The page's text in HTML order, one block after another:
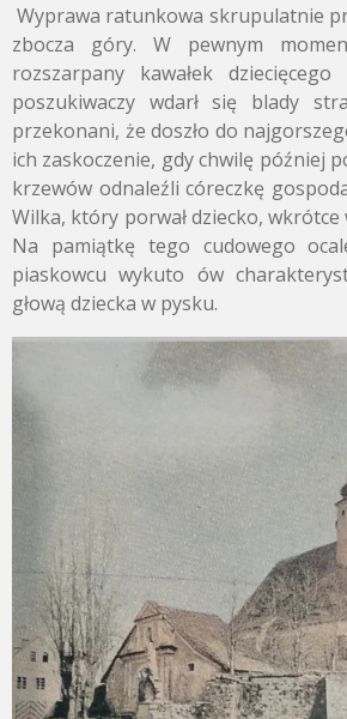
Wyprawa ratunkowa skrupulatnie
zbocza góry. W pewnym
rozszarpany kawałek
poszukiwaczy wdarł się blady
przekonani, że doszło do
ich zaskoczenie, gdy chwilę później
krzewów odnaleźli córeczkę
Wilka, który porwał dziecko,
Na pamiątkę tego cudowego
piaskowcu wykuto ów
głową dziecka w pysku.